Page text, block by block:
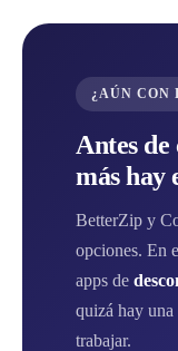
¿AÚN CON
Antes
más hay
BetterZip y
opciones. En
apps de
quizá hay
trabajar.